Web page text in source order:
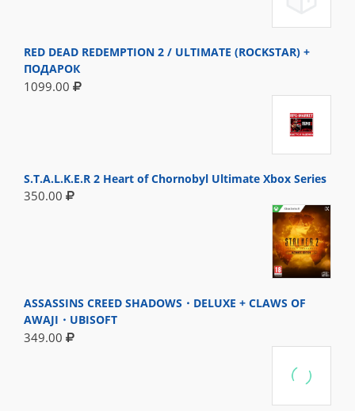
RED DEAD REDEMPTION 2 / ULTIMATE (ROCKSTAR) +
ПОДАРОК
1099.00
S.T.A.L.K.E.R 2 Heart of Chornobyl Ultimate Xbox Series
350.00
ASSASSINS CREED SHADOWS・DELUXE + CLAWS OF
AWAJI・UBISOFT
349.00